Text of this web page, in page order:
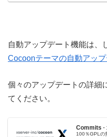
自動アップデート機能は、
Cocoonテーマの自動アッ
個々のアップデートの詳細
てください。
Commits
100％GPLの